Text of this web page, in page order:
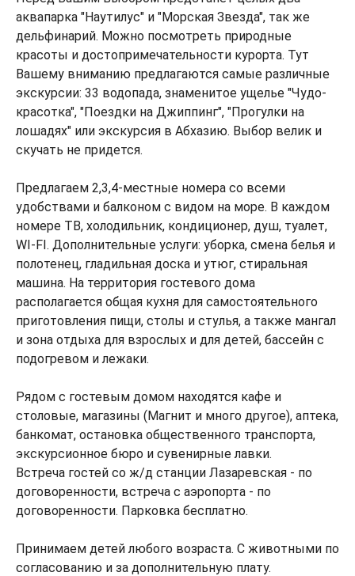
аквапарка "Наутилус" и "Морская Звезда", так же
дельфинарий. Можно посмотреть природные
красоты и достопримечательности курорта. Тут
Вашему вниманию предлагаются самые различные
экскурсии: 33 водопада, знаменитое ущелье "Чудо-
красотка", "Поездки на Джиппинг", "Прогулки на
лошадях" или экскурсия в Абхазию. Выбор велик и
скучать не придется.
Предлагаем 2,3,4-местные номера со всеми
удобствами и балконом с видом на море. В каждом
номере ТВ, холодильник, кондиционер, душ, туалет,
WI-FI. Дополнительные услуги: уборка, смена белья и
полотенец, гладильная доска и утюг, стиральная
машина. На территория гостевого дома
располагается общая кухня для самостоятельного
приготовления пищи, столы и стулья, а также мангал
и зона отдыха для взрослых и для детей, бассейн с
подогревом и лежаки.
Рядом с гостевым домом находятся кафе и
столовые, магазины (Магнит и много другое), аптека,
банкомат, остановка общественного транспорта,
экскурсионное бюро и сувенирные лавки.
Встреча гостей со ж/д станции Лазаревская - по
договоренности, встреча с аэропорта - по
договоренности. Парковка бесплатно.
Принимаем детей любого возраста. С животными по
согласованию и за дополнительную плату.